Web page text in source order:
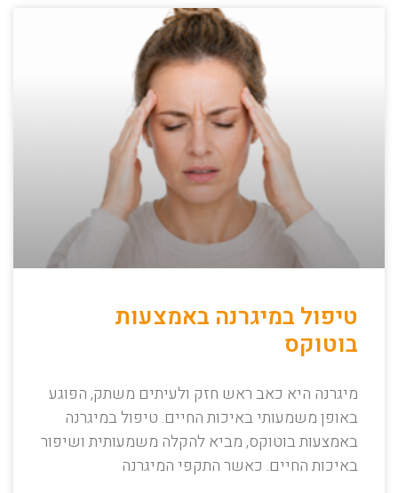
טיפול במיגרנה באמצעות
בוטוקס
מיגרנה היא כאב ראש חזק ולעיתים משתק, הפוגע
באופן משמעותי באיכות החיים. טיפול במיגרנה
באמצעות בוטוקס, מביא להקלה משמעותית ושיפור
באיכות החיים. כאשר התקפי המיגרנה